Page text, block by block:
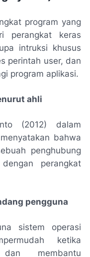
program yang
perangkat keras
intruksi khusus
perintah user, dan
program aplikasi.
ahli
(2012) dalam
bahwa
penghubung
perangkat
pengguna
sistem operasi
ketika
dan membantu